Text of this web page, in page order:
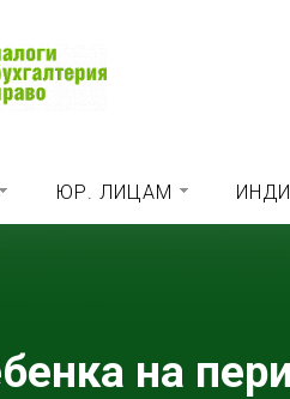
ЮР. ЛИЦАМ
на